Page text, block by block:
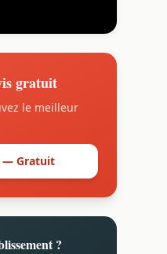
gratuit
le meilleur
— Gratuit
?